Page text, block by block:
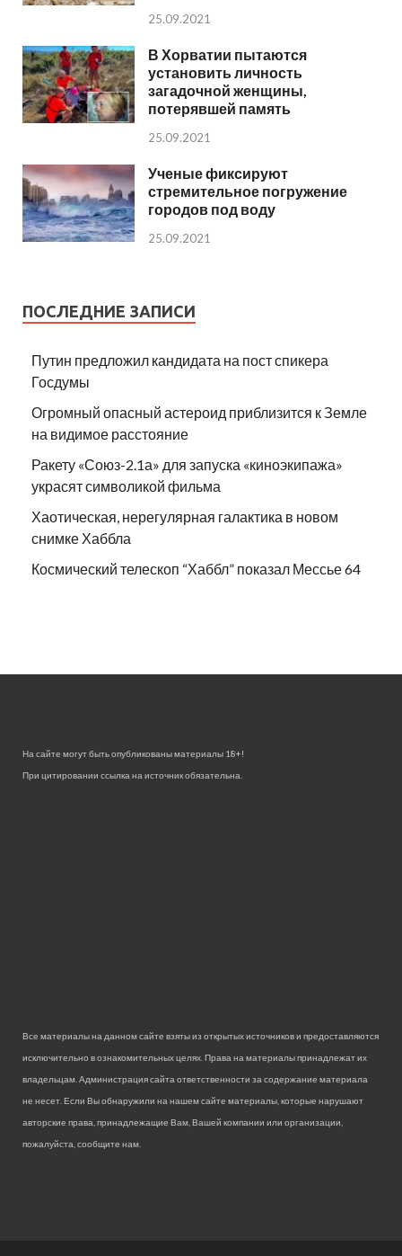
25.09.2021
В Хорватии пытаются
установить личность
загадочной женщины,
потерявшей память
25.09.2021
Ученые фиксируют
стремительное погружение
городов под воду
25.09.2021
ПОСЛЕДНИЕ ЗАПИСИ
Путин предложил кандидата на пост спикера
Госдумы
Огромный опасный астероид приблизится к Земле
на видимое расстояние
Ракету «Союз-2.1а» для запуска «киноэкипажа»
украсят символикой фильма
Хаотическая, нерегулярная галактика в новом
снимке Хаббла
Космический телескоп “Хаббл” показал Мессье 64
На сайте могут быть опубликованы материалы 18+!
При цитировании ссылка на источник обязательна.
Все материалы на данном сайте взяты из открытых источников и предоставляются
исключительно в ознакомительных целях. Права на материалы принадлежат их
владельцам. Администрация сайта ответственности за содержание материала
не несет. Если Вы обнаружили на нашем сайте материалы, которые нарушают
авторские права, принадлежащие Вам, Вашей компании или организации,
пожалуйста, сообщите нам.